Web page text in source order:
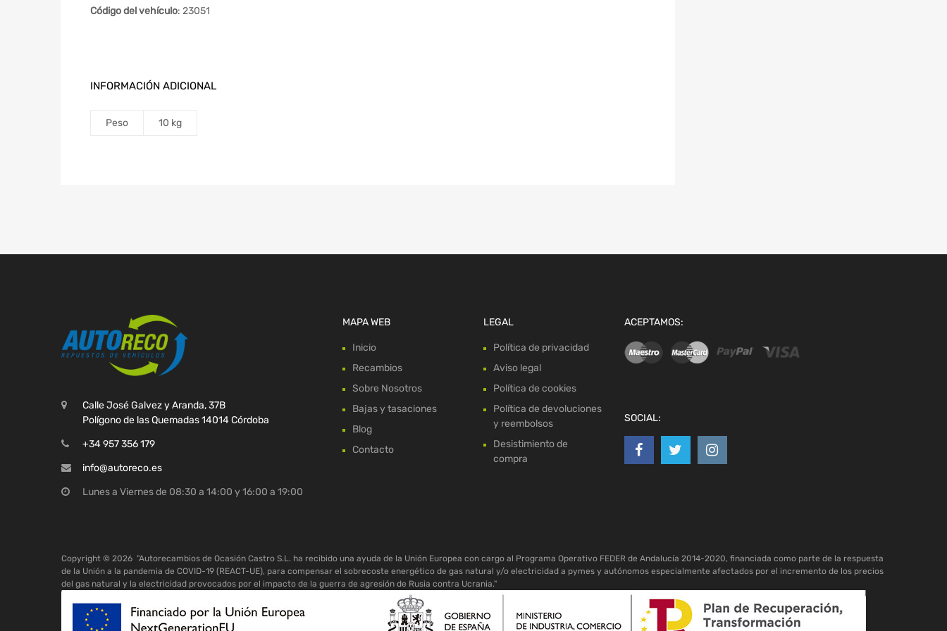
Código del vehículo: 23051
INFORMACIÓN ADICIONAL
Peso 10 kg
Calle José Galvez y Aranda, 37B
Polígono de las Quemadas 14014 Córdoba
+34 957 356 179
info@autoreco.es
Lunes a Viernes de 08:30 a 14:00 y 16:00 a 19:00
MAPA WEB
Inicio
Recambios
Sobre Nosotros
Bajas y tasaciones
Blog
Contacto
LEGAL
Política de privacidad
Aviso legal
Política de cookies
Política de devoluciones
y reembolsos
Desistimiento de
compra
ACEPTAMOS:
SOCIAL:
Copyright © 2026 "Autorecambios de Ocasión Castro S.L. ha recibido una ayuda de la Unión Europea con cargo al Programa Operativo FEDER de Andalucía 2014-2020, financiada como parte de la respuesta
de la Unión a la pandemia de COVID-19 (REACT-UE), para compensar el sobrecoste energético de gas natural y/o electricidad a pymes y autónomos especialmente afectados por el incremento de los precios
del gas natural y la electricidad provocados por el impacto de la guerra de agresión de Rusia contra Ucrania."